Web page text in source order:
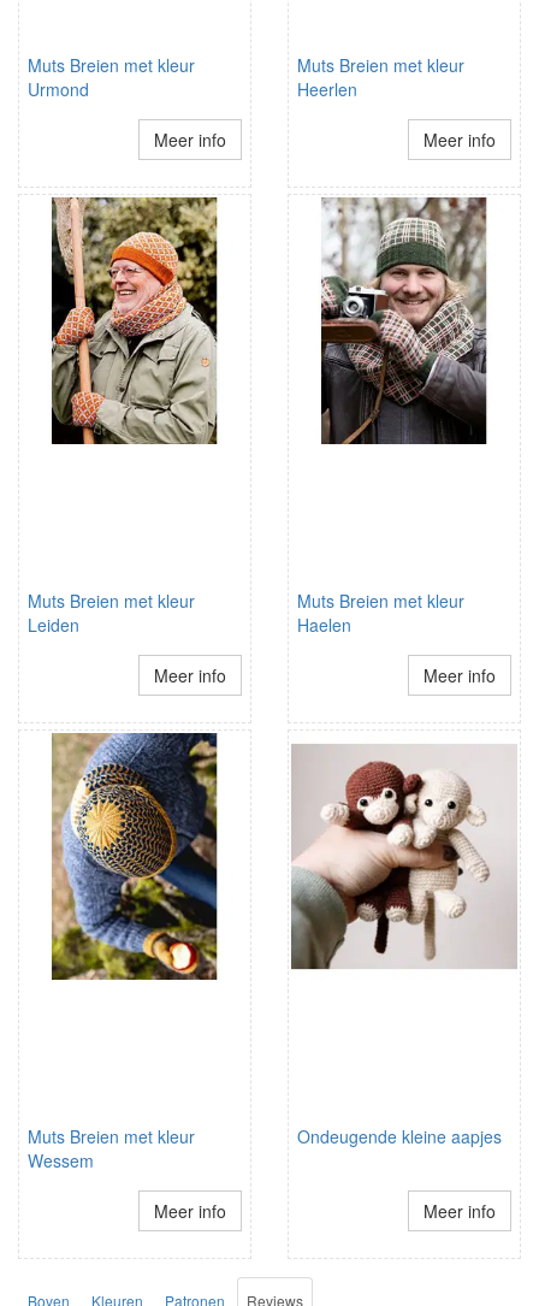
Muts Breien met kleur
Urmond
Meer info
Muts Breien met kleur
Heerlen
Meer info
Muts Breien met kleur
Leiden
Meer info
Muts Breien met kleur
Haelen
Meer info
Muts Breien met kleur
Wessem
Meer info
Ondeugende kleine aapjes
Meer info
Boven Kleuren Patronen Reviews